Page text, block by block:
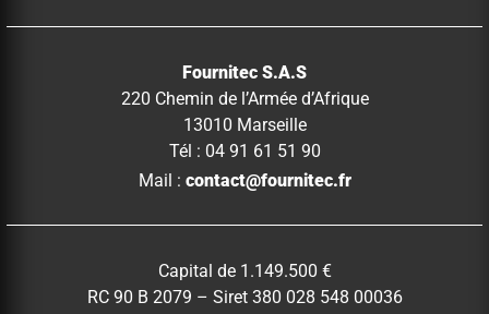
Fournitec S.A.S
220 Chemin de l’Armée d’Afrique
13010 Marseille
Tél : 04 91 61 51 90
Mail : contact@fournitec.fr
Capital de 1.149.500 €
RC 90 B 2079 – Siret 380 028 548 00036